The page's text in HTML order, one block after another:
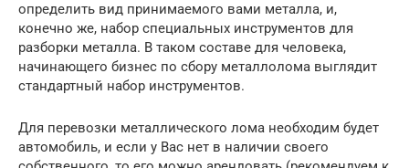
определить вид принимаемого вами металла, и,
конечно же, набор специальных инструментов для
разборки металла. В таком составе для человека,
начинающего бизнес по сбору металлолома выглядит
стандартный набор инструментов.
Для перевозки металлического лома необходим будет
автомобиль, и если у Вас нет в наличии своего